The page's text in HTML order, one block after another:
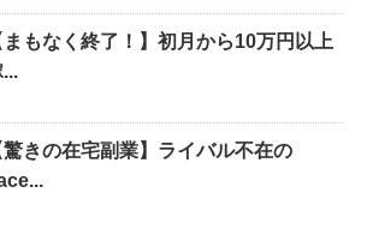
まもなく終了！】初月から10万円以上
驚きの在宅副業】ライバル不在の